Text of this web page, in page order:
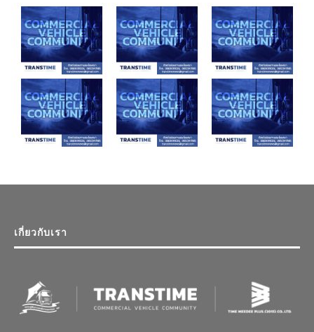
เกี่ยวกับเรา